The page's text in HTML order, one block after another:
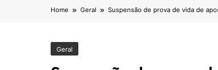
Home Geral Suspensão de prova de vida de
Geral